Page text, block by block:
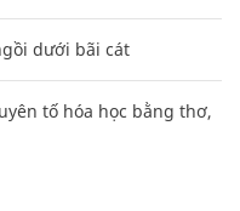
dưới bãi cát
tố hóa học bằng thơ,